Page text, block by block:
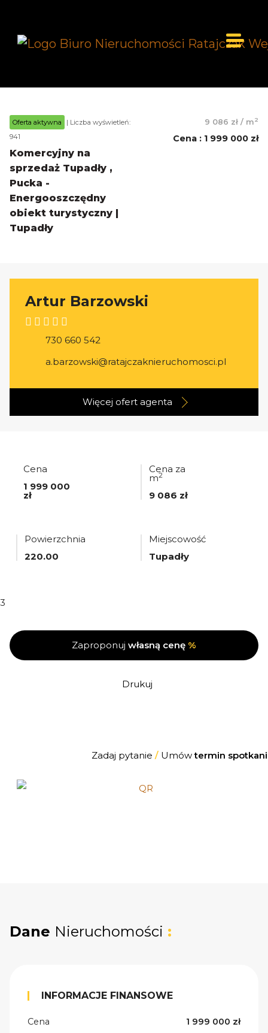
Oferta aktywna
| Liczba wyświetleń:
941
Komercyjny na
sprzedaż Tupadły ,
Pucka -
Energooszczędny
obiekt turystyczny |
Tupadły
9 086 zł / m2
Cena : 1 999 000 zł
Artur Barzowski
730 660 542
a.barzowski@ratajczaknieruchomosci.pl
Więcej ofert agenta
Cena
1 999 000
zł
Cena za
m2
9 086 zł
Powierzchnia
220.00
Miejscowość
Tupadły
3
Zaproponuj własną cenę %
Drukuj
Zadaj pytanie /Umówtermin
Dane Nieruchomości :
INFORMACJE FINANSOWE
Cena
1 999 000 zł